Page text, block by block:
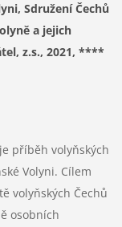
Sdružení Čechů
a jejich
z.s., 2021, ****
příběh volyňských
Volyni. Cílem
volyňských Čechů
osobních